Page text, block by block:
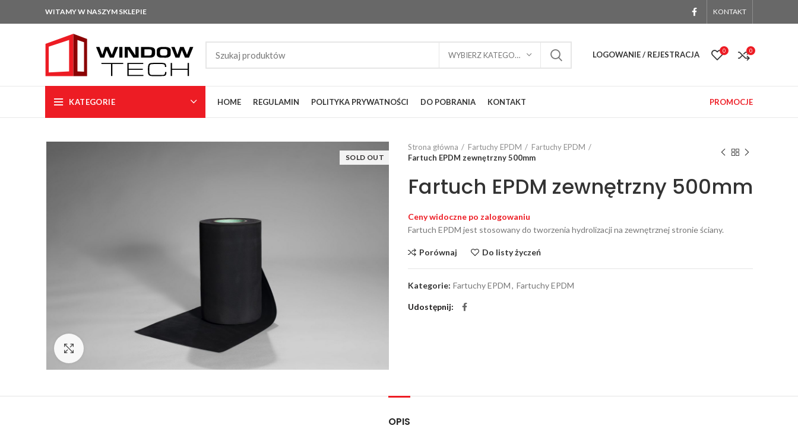
WITAMY W NASZYM SKLEPIE KONTAKT
WYBIERZ KATEGORIĘ LOGOWANIE / REJESTRACJA 0 0
KATEGORIE HOME REGULAMIN POLITYKA PRYWATNOŚCI DO POBRANIA KONTAKT PROMOCJE
SOLD OUT
Strona główna Fartuchy EPDM
Fartuchy EPDM
Fartuch EPDM zewnętrzny 500mm
Fartuch EPDM zewnętrzny 500mm
Ceny widoczne po zalogowaniu
Fartuch EPDM jest stosowany do tworzenia hydrolizacji na zewnętrznej stronie ściany.
Porównaj Do listy życzeń
Kategorie: Fartuchy EPDM, Fartuchy EPDM
Udostępnij
OPIS